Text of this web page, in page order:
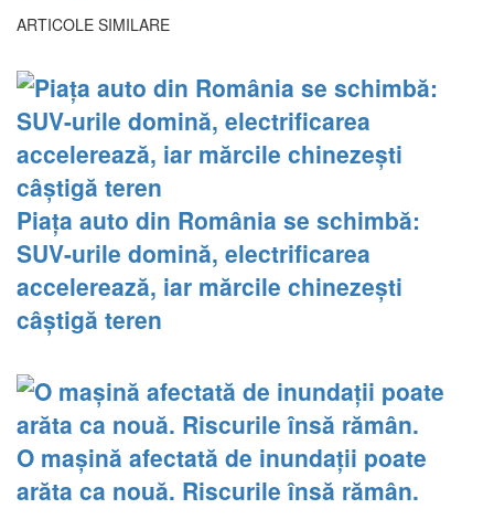
ARTICOLE SIMILARE
Piața auto din România se schimbă:
SUV-urile domină, electrificarea
accelerează, iar mărcile chinezești
câștigă teren
O mașină afectată de inundații poate
arăta ca nouă. Riscurile însă rămân.